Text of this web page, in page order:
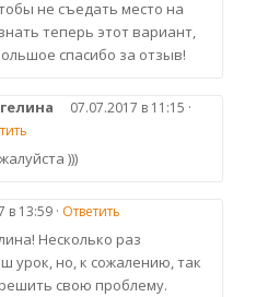
не съедать место на
теперь этот вариант,
спасибо за отзыв!
07.07.2017 в 11:15 ·
)))
в 13:59 · Ответить
Несколько раз
урок, но, к сожалению, так
свою проблему.